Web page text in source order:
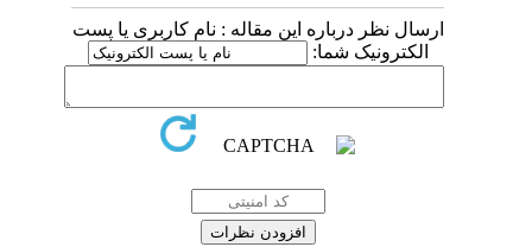
ارسال نظر درباره این مقاله : نام کاربری یا پست
الکترونیک شما: